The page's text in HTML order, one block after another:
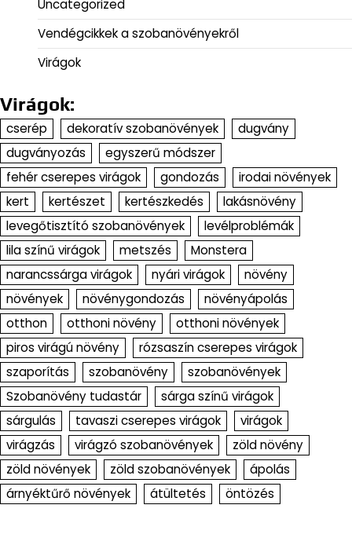
Uncategorized
Vendégcikkek a szobanövényekről
Virágok
Virágok:
cserép dekoratív szobanövények
dugvány
dugványozás
egyszerű módszer
fehér cserepes virágok
gondozás
irodai növények
kert
kertészet kertészkedés
lakásnövény
levegőtisztító szobanövények
levélproblémák
lila színű virágok
metszés
Monstera
narancssárga virágok
nyári virágok
növény
növények
növénygondozás
növényápolás
otthon
otthoni növény
otthoni növények
piros virágú növény
rózsaszín cserepes virágok
szaporítás
szobanövény
szobanövények
Szobanövény tudastár
sárga színű virágok
sárgulás
tavaszi cserepes virágok
virágok
virágzás
virágzó szobanövények
zöld növény
zöld növények
zöld szobanövények
ápolás
árnyéktűrő növények
átültetés öntözés